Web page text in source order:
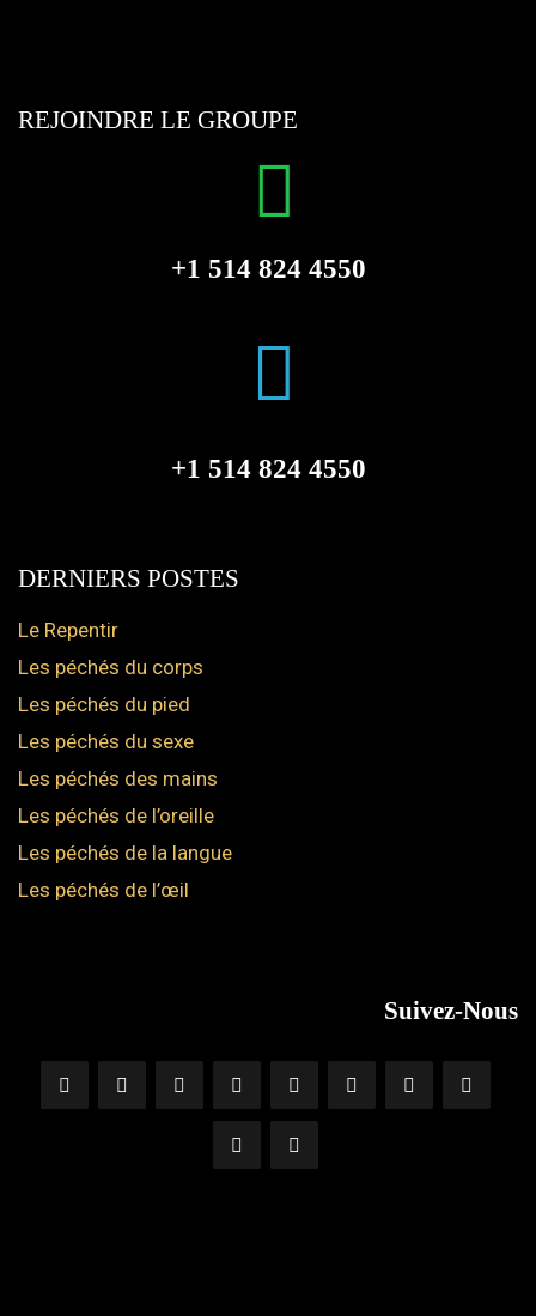
REJOINDRE LE GROUPE
+1 514 824 4550
+1 514 824 4550
DERNIERS POSTES
Le Repentir
Les péchés du corps
Les péchés du pied
Les péchés du sexe
Les péchés des mains
Les péchés de l’oreille
Les péchés de la langue
Les péchés de l’œil
Suivez-Nous